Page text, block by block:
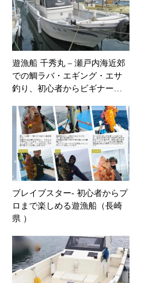
遊漁船 千秀丸 – 瀬戸内海近郊
での鯛ラバ・エギング・エサ
釣り、初心者からビギナー…
ブレイブスター‐ 初心者からプ
ロまで楽しめる遊漁船（長崎
県 ）